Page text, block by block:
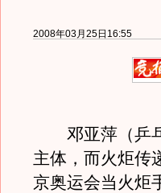
2008年03月25日16:55
邓亚萍（乒乓
主体，而火炬传
京奥运会当火炬